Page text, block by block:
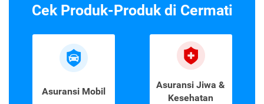
Cek Produk-Produk di Cermati
Asuransi Mobil
Asuransi Jiwa &
Kesehatan